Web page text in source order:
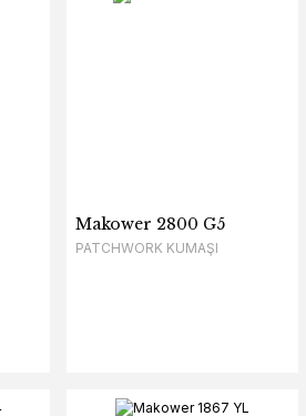
Makower 2800 G5
PATCHWORK KUMAŞI